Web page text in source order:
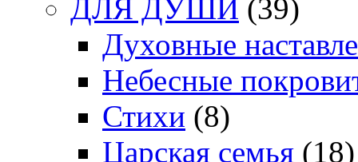
ДЛЯ ДУШИ (39)
Духовные
Небесные
Стихи (8)
Царская семья (18)